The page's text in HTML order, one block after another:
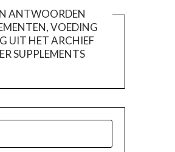
ANTWOORDEN
VOEDING
UIT HET ARCHIEF
SUPPLEMENTS